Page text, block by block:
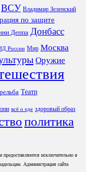
ВСУ Владимир Зеленский
по защите
Деппа Донбасс
России Мир Москва
Оружие
Театр
всё о еде здоровый образ
политика
предоставляются исключительно в
Администрация сайта